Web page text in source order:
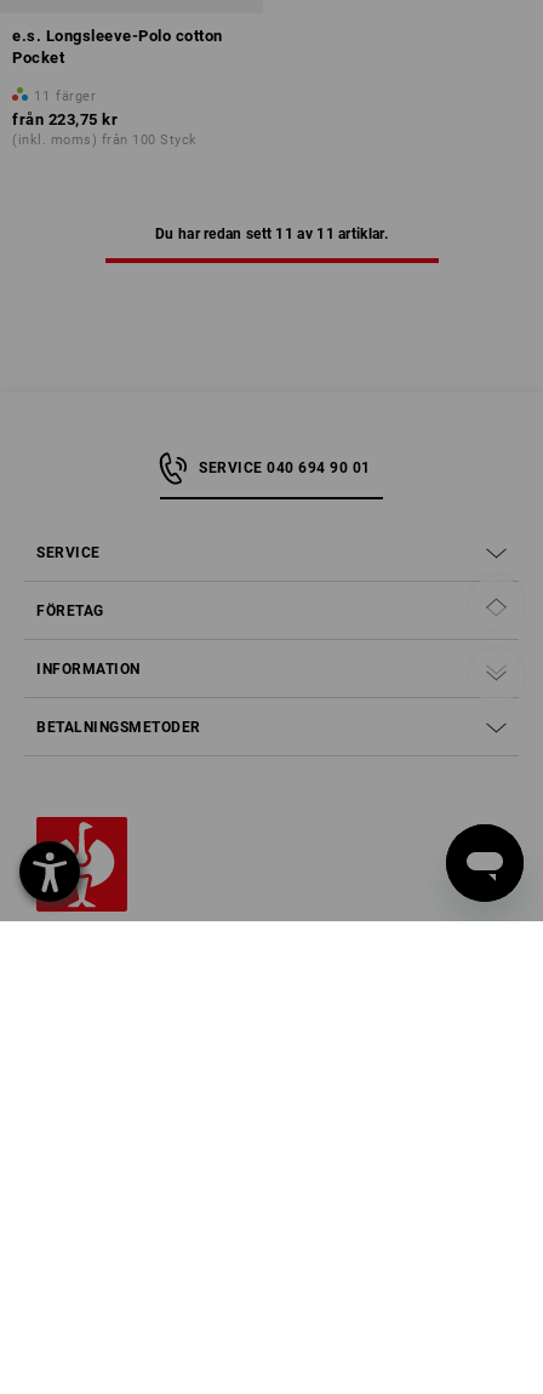
e.s. Longsleeve-Polo cotton
Pocket
11 färger
från 223,75 kr
(inkl. moms) från 100 Styck
Du har redan sett 11 av 11 artiklar.
SERVICE 040 694 90 01
SERVICE
FÖRETAG
INFORMATION
BETALNINGSMETODER